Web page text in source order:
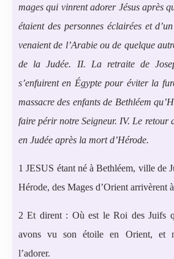
mages qui vinrent adorer Jésus après
étaient des personnes éclairées et
venaient de l’Arabie ou de quelque
de la Judée. II. La retraite de
s’enfuirent en Égypte pour éviter la
massacre des enfants de Bethléem
faire périr notre Seigneur. IV. Le retour
en Judée après la mort d’Hérode.
1 JESUS étant né à Bethléem, ville de
Hérode, des Mages d’Orient arrivèrent
2 Et dirent : Où est le Roi des Juifs
avons vu son étoile en Orient, et
l’adorer.